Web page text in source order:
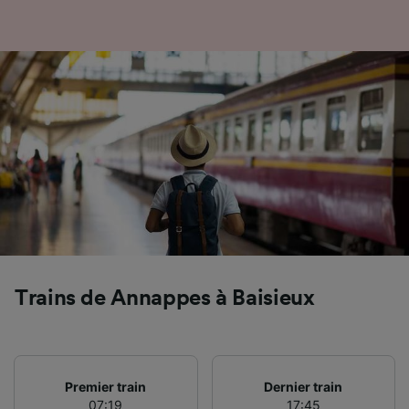
Trains de Annappes à Baisieux
Premier train
07:19
Dernier train
17:45
performance des publicités et du contenu,
études d’audience et développement de
services.
Liste de nos partenaires (fournisseurs)